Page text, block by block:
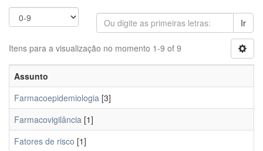
Ir
Itens para a visualização no momento 1-9 of 9
Assunto
Farmacoepidemiologia [3]
Farmacovigilância [1]
Fatores de risco [1]